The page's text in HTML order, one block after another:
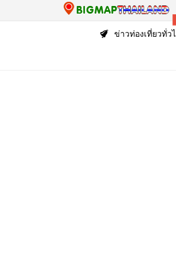
ข่าวท่องเที่ยวทั่ว